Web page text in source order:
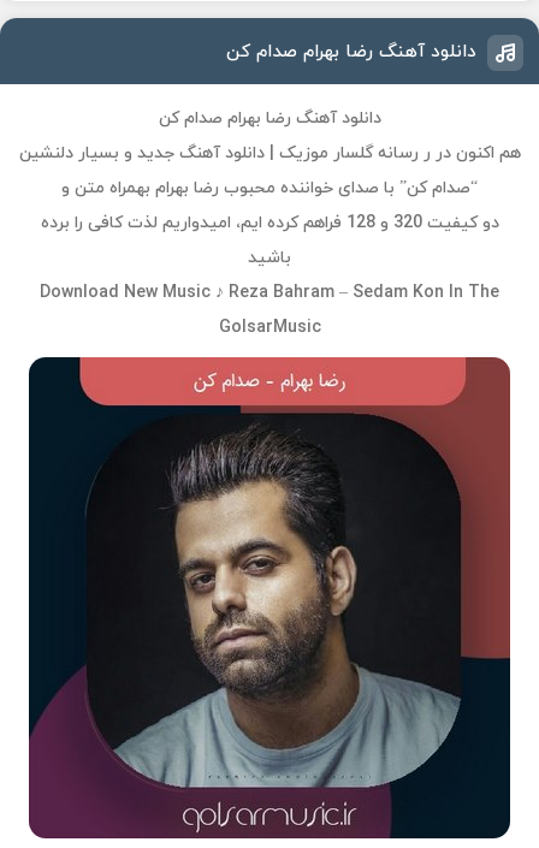
دانلود آهنگ رضا بهرام صدام کن
دانلود آهنگ رضا بهرام صدام کن
هم اکنون در ر رسانه گلسار موزیک | دانلود آهنگ جدید و بسیار دلنشین
“صدام کن” با صدای خواننده محبوب رضا بهرام بهمراه متن و
دو کیفیت 320 و 128 فراهم کرده ایم، امیدواریم لذت کافی را برده
باشید
Download New Music ♪ Reza Bahram – Sedam Kon In The
GolsarMusic